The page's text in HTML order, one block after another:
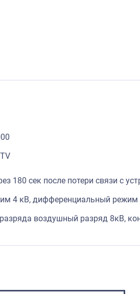
180 сек после потери связи с
4 кВ, дифференциальный режим
воздушный разряд 8кВ,